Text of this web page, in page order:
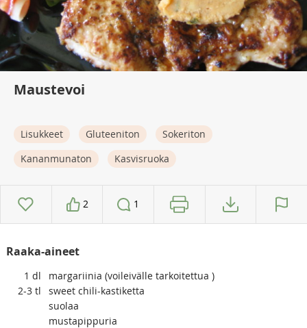
Maustevoi
Lisukkeet Gluteeniton
Sokeriton
Kananmunaton
Kasvisruoka
2 1
Raaka-aineet
1 dl
margariinia (voileivälle tarkoitettua )
2-3 tl
sweet chili-kastiketta
suolaa
mustapippuria